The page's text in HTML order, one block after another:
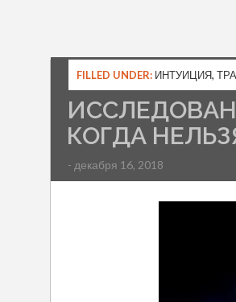
FILLED UNDER: ИНТУИЦИЯ,
КОГДА
- декабря 16, 2018